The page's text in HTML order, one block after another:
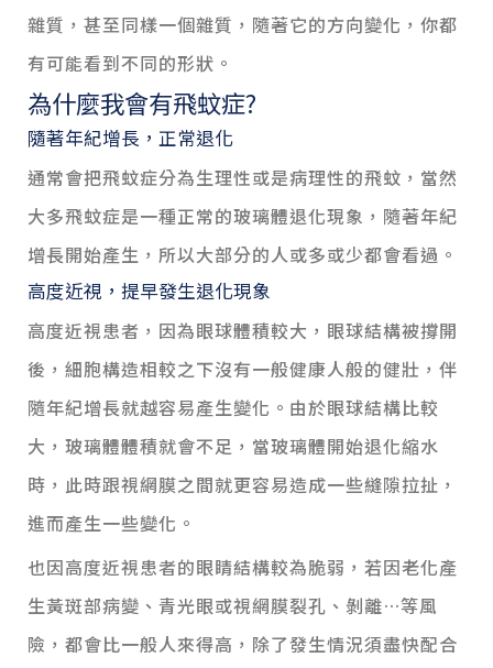
雜質，甚至同樣一個雜質，隨著它的方向變化，你都
有可能看到不同的形狀。
為什麼我會有飛蚊症?
隨著年紀增長，正常退化
通常會把飛蚊症分為生理性或是病理性的飛蚊，當然
大多飛蚊症是一種正常的玻璃體退化現象，隨著年紀
增長開始產生，所以大部分的人或多或少都會看過。
高度近視，提早發生退化現象
高度近視患者，因為眼球體積較大，眼球結構被撐開
後，細胞構造相較之下沒有一般健康人般的健壯，伴
隨年紀增長就越容易產生變化。由於眼球結構比較
大，玻璃體體積就會不足，當玻璃體開始退化縮水
時，此時跟視網膜之間就更容易造成一些縫隙拉扯，
進而產生一些變化。
也因高度近視患者的眼睛結構較為脆弱，若因老化產
生黃斑部病變、青光眼或視網膜裂孔、剝離…等風
險，都會比一般人來得高，除了發生情況須盡快配合